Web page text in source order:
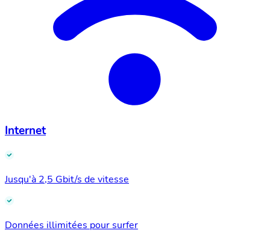
Internet
Jusqu'à 2,5 Gbit/s de vitesse
Données illimitées pour surfer